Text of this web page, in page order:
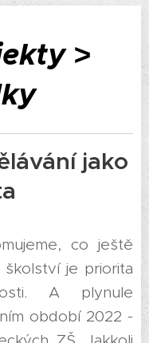
˃
jako
co ještě
je priorita
A plynule
období 2022 -